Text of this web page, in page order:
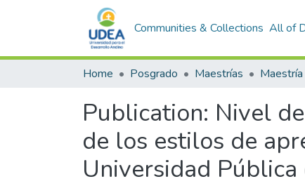
Communities & Collections All of
Home Posgrado Maestrías
Publication: Nivel
de los estilos de
Universidad